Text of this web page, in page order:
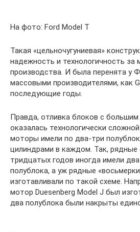
На фото: Ford Model T
Такая «цельночугуниевая»
надежность и технологичность за
производства. И была перенята у
массовыми производителями, как
последующие годы.
Правда, отливка блоков с
оказалась технологически
моторы имели по два-три
цилиндрами в каждом. Так, рядные
тридцатых годов иногда имели
полублока, а уж рядные
изготавливали по такой схеме.
мотор Duesenberg Model J был
два полублока были накрыты